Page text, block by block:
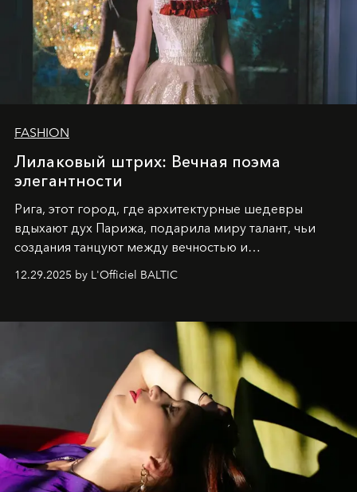
FASHION
Лилаковый штрих: Вечная поэма
элегантности
Рига, этот город, где архитектурные шедевры
вдыхают дух Парижа, подарила миру талант, чьи
создания танцуют между вечностью и
12.29.2025 by L'Officiel BALTIC